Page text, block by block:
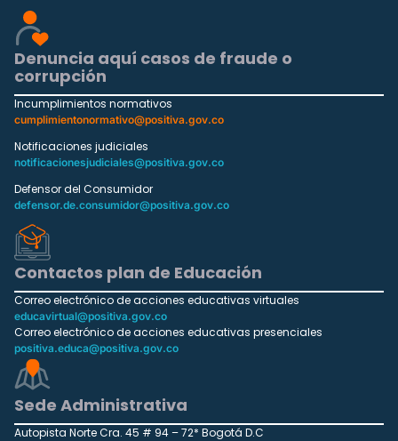
Denuncia aquí casos de fraude o
corrupción
Incumplimientos normativos
cumplimientonormativo@positiva.gov.co
Notificaciones judiciales
notificacionesjudiciales@positiva.gov.co
Defensor del Consumidor
defensor.de.consumidor@positiva.gov.co
Contactos plan de Educación
Correo electrónico de acciones educativas virtuales
educavirtual@positiva.gov.co
Correo electrónico de acciones educativas presenciales
positiva.educa@positiva.gov.co
Sede Administrativa
Autopista Norte Cra. 45 # 94 – 72* Bogotá D.C